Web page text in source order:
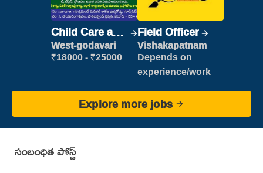
Child Care and
Patient care
West-godavari
₹18000 - ₹25000
Field Officer
Vishakapatnam
Depends on
experience/work
Explore more jobs
సంబంధిత పోస్ట్